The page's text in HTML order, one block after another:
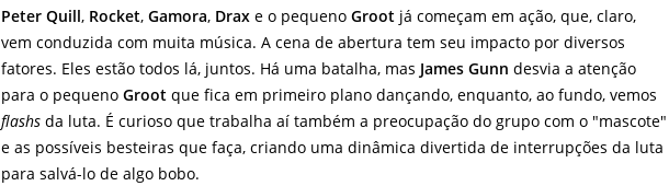
Peter Quill, Rocket,Gamora, Draxe o pequenoGroot já começam em ação, que, claro,
vem conduzida com muita música. A cena de abertura tem seu impacto por diversos
fatores. Eles estão todos lá, juntos. Há uma batalha, mas James Gunn desvia a atenção
para o pequenoGrootque fica em primeiro plano dançando, enquanto, ao fundo, vemos
flashsda luta. É curioso que trabalha aí também a preocupação do grupo com o "mascote"
e as possíveis besteiras que faça, criando uma dinâmica divertida de interrupções da luta
para salvá-lo de algo bobo.